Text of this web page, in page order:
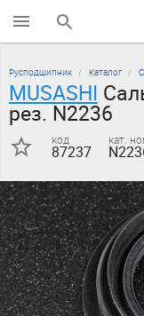
поиск по каталогу
Русподшипник Каталог
MUSASHI
рез. N2236
код
87237
кат.